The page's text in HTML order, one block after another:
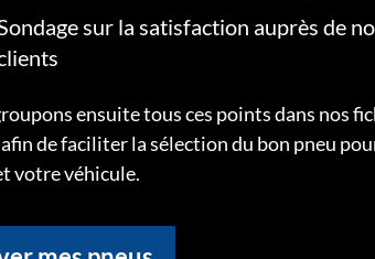
sur la satisfaction auprès de
ensuite tous ces points dans nos
de faciliter la sélection du bon pneu
votre véhicule.